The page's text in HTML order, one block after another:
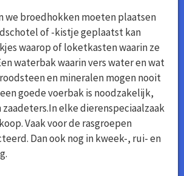
we broedhokken moeten plaatsen
of -kistje geplaatst kan
waarop of loketkasten waarin ze
waterbak waarin vers water en wat
en mineralen mogen nooit
goede voerbak is noodzakelijk,
elke dierenspeciaalzaak
Vaak voor de rasgroepen
Dan ook nog in kweek-, rui- en